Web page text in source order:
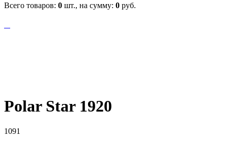
Всего товаров: 0 шт., на сумму: 0 руб.
Polar Star 1920
1091